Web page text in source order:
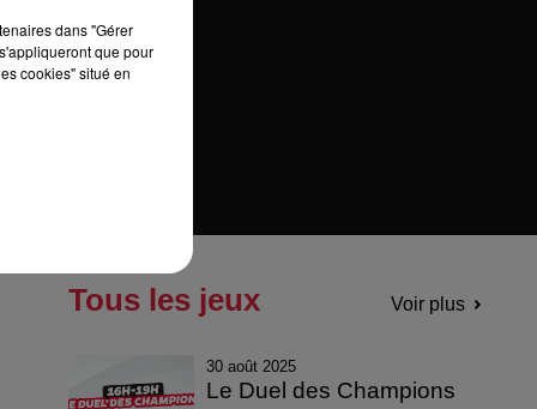
Tous les jeux Voir plus
30 août 2025
Le Duel des Champions
dans "Gérer
que pour
cookies" situé en